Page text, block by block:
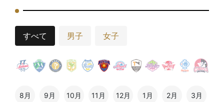
すべて 男子 女子
8月 9月 10月 11月 12月 1月 2月 3月